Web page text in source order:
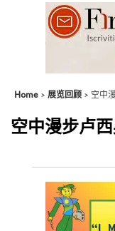
Home 展览回顾 空中
空中漫步卢